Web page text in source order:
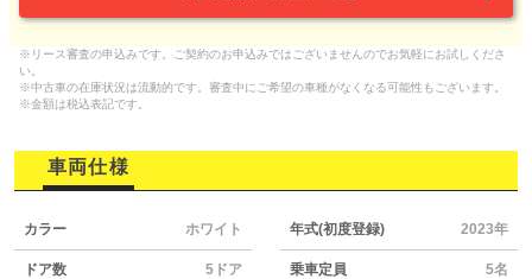
※リース審査の申込みです。ご契約のお申込みではございませんのでお気軽にお試しくださ
い。
※中古車の在庫状況は流動的です。審査中にご希望の車種がなくなる可能性もございます。
※金額は税込表記です。
車両仕様
カラー ホワイト 年式(初度登録) 2023年
ドア数 5ドア 乗車定員 5名